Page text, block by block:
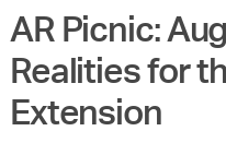
AR Picnic:
Realities for
Extension